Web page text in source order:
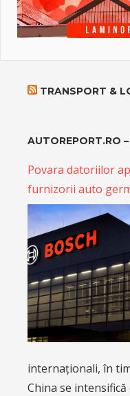
TRANSPORT &
AUTOREPORT.RO
Povara datoriilor
furnizorii auto
internaționali, în
China se